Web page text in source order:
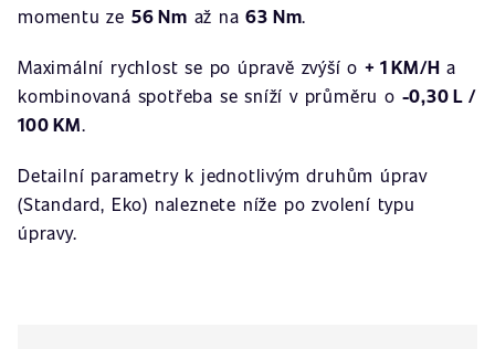
momentu ze 56 Nm až na63 Nm.
Maximální rychlost se po úpravě zvýší o + 1 KM/H a
kombinovaná spotřeba se sníží v průměru o -0,30 L /
100 KM.
Detailní parametry k jednotlivým druhům úprav
(Standard, Eko) naleznete níže po zvolení typu
úpravy.